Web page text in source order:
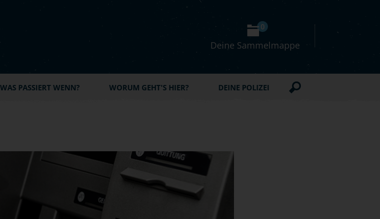
Deine Sammelmappe
0
WAS PASSIERT WENN? WORUM GEHT'S HIER? DEINE POLIZEI